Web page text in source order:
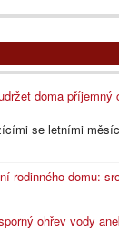
doma
se letními
rodinného domu:
ohřev vody